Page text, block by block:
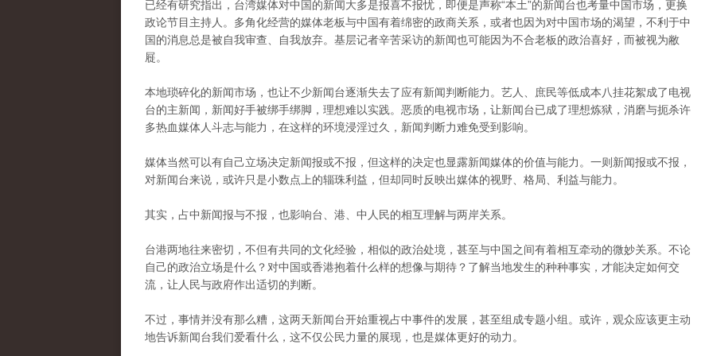
已经有研究指出，台湾媒体对中国的新闻大多是报喜不报忧，即便是声称“本土”的新闻台也考量中国市场，更换
政论节目主持人。 多角化经营的媒体老板与中国有着绵密的政商关系，或者也因为对中国市场的渴望，不利于中
国的消息总是被自我审查、自我放弃。 基层记者辛苦采访的新闻也可能因为不合老板的政治喜好，而被视为敝
屣。
本地琐碎化的新闻市场，也让不少新闻台逐渐失去了应有新闻判断能力。 艺人、庶民等低成本八挂花絮成了电视
台的主新闻，新闻好手被绑手绑脚，理想难以实践。 恶质的电视市场，让新闻台已成了理想炼狱，消磨与扼杀许
多热血媒体人斗志与能力，在这样的环境浸淫过久，新闻判断力难免受到影响。
媒体当然可以有自己立场决定新闻报或不报，但这样的决定也显露新闻媒体的价值与能力。 一则新闻报或不报，
对新闻台来说，或许只是小数点上的辎珠利益，但却同时反映出媒体的视野、格局、利益与能力。
其实，占中新闻报与不报，也影响台、港、中人民的相互理解与两岸关系。
台港两地往来密切，不但有共同的文化经验，相似的政治处境，甚至与中国之间有着相互牵动的微妙关系。 不论
自己的政治立场是什么？ 对中国或香港抱着什么样的想像与期待？ 了解当地发生的种种事实，才能决定如何交
流，让人民与政府作出适切的判断。
不过，事情并没有那么糟，这两天新闻台开始重视占中事件的发展，甚至组成专题小组。 或许，观众应该更主动
地告诉新闻台我们爱看什么，这不仅公民力量的展现，也是媒体更好的动力。